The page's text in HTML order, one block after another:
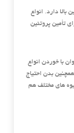
دارد. انواع
تأمین پروتئین
با خوردن انواع
بدن احتیاج
های مختلف هم